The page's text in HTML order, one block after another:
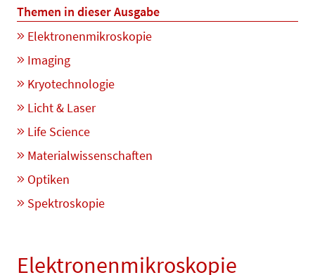
Themen in dieser Ausgabe
Elektronenmikroskopie
Imaging
Kryotechnologie
Licht & Laser
Life Science
Materialwissenschaften
Optiken
Spektroskopie
Elektronenmikroskopie